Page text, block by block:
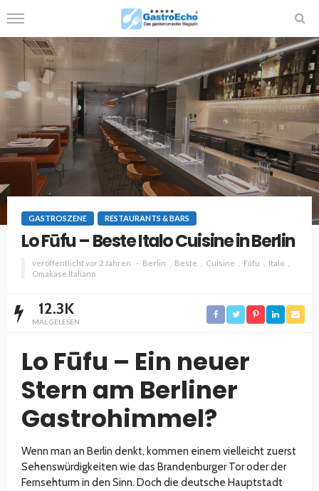
GASTROSZENE RESTAURANTS & BARS
Lo Fūfu – Beste Italo Cuisine in Berlin
veröffentlicht vor 2 Jahren Berlin Beste Cuisine Fūfu
Italo
Omakase Italiano
12.3K
MAL GELESEN
Lo Fūfu – Ein neuer
Stern am Berliner
Gastrohimmel?
Wenn man an Berlin denkt, kommen einem vielleicht zuerst
Sehenswürdigkeiten wie das Brandenburger Tor oder der
Fernsehturm in den Sinn. Doch die deutsche Hauptstadt